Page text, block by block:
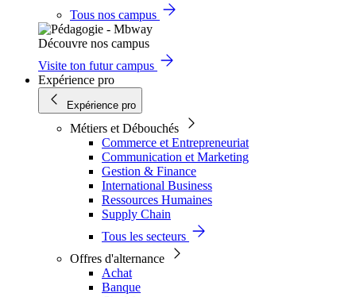
Tous nos campus
Découvre nos campus
Visite ton futur campus
Expérience pro
Expérience pro
Métiers et Débouchés
Commerce et Entrepreneuriat
Communication et Marketing
Gestion & Finance
International Business
Ressources Humaines
Supply Chain
Tous les secteurs
Offres d'alternance
Achat
Banque